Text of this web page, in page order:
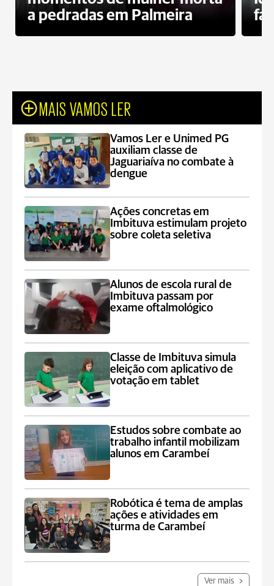
a pedradas em Palmeira
MAIS VAMOS LER
Vamos Ler e Unimed PG
auxiliam classe de
Jaguariaíva no combate à
dengue
Ações concretas em
Imbituva estimulam projeto
sobre coleta seletiva
Alunos de escola rural de
Imbituva passam por
exame oftalmológico
Classe de Imbituva simula
eleição com aplicativo de
votação em tablet
Estudos sobre combate ao
trabalho infantil mobilizam
alunos em Carambeí
Robótica é tema de amplas
ações e atividades em
turma de Carambeí
Ver mais